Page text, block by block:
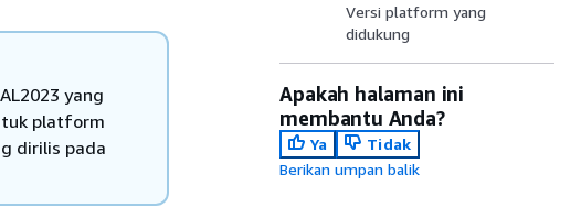
yang
platform
dirilis pada
Versi platform yang
didukung
Apakah halaman ini
membantu Anda?
Ya
Tidak
Berikan umpan balik